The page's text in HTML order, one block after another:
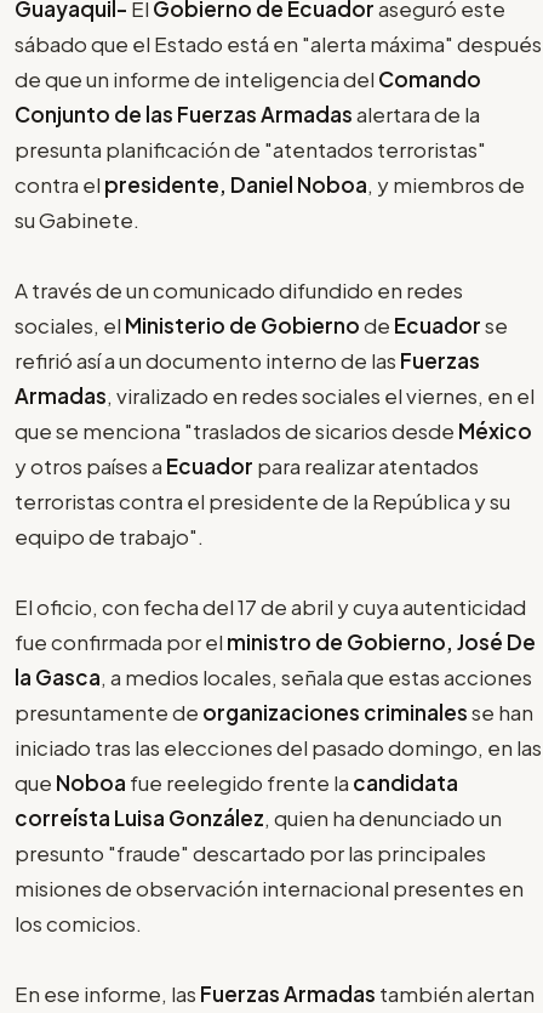
Guayaquil- El Gobierno de Ecuadoraseguró este
sábado que el Estado está en "alerta máxima" después
de que un informe de inteligencia del Comando
Conjunto de las Fuerzas Armadasalertara de la
presunta planificación de "atentados terroristas"
contra el presidente, Daniel Noboa, y miembros de
su Gabinete.
A través de un comunicado difundido en redes
sociales, el Ministerio de Gobiernode Ecuadorse
refirió así a un documento interno de las Fuerzas
Armadas, viralizado en redes sociales el viernes, en el
que se menciona "traslados de sicarios desde México
y otros países a Ecuador para realizar atentados
terroristas contra el presidente de la República y su
equipo de trabajo".
El oficio, con fecha del 17 de abril y cuya autenticidad
fue confirmada por el ministro de Gobierno, José De
la Gasca, a medios locales, señala que estas acciones
presuntamente de organizaciones criminalesse han
iniciado tras las elecciones del pasado domingo, en las
que Noboa fue reelegido frente la candidata
correísta Luisa González, quien ha denunciado un
presunto "fraude" descartado por las principales
misiones de observación internacional presentes en
los comicios.
En ese informe, las Fuerzas Armadas también alertan